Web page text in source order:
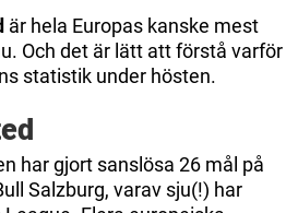
är hela Europas kanske mest
Och det är lätt att förstå varför
statistik under hösten.
har gjort sanslösa 26 mål på
Salzburg, varav sju(!) har